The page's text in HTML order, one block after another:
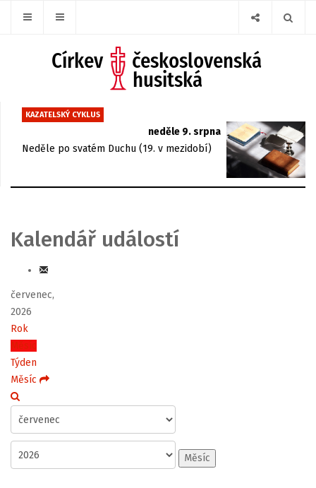
KAZATELSKÝ CYKLUS
neděle 9. srpna
Neděle po svatém Duchu (19. v mezidobí)
Kalendář událostí
červenec,
2026
Rok
Měsíc
Týden
Měsíc
Měsíc